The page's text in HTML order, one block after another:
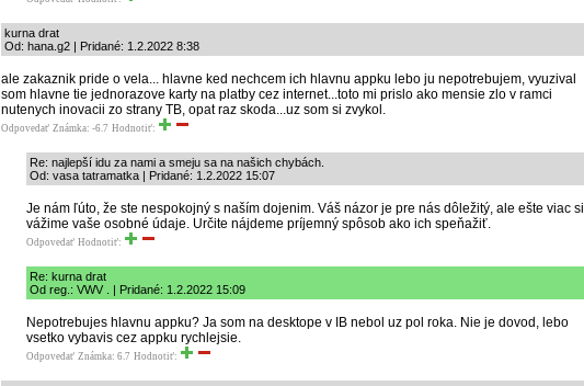
kurna drat
Od: hana.g2 | Pridané: 1.2.2022 8:38
ale zakaznik pride o vela... hlavne ked nechcem ich hlavnu appku lebo ju nepotrebujem, vyuzival
som hlavne tie jednorazove karty na platby cez internet...toto mi prislo ako mensie zlo v ramci
nutenych inovacii zo strany TB, opat raz skoda...uz som si zvykol.
Odpovedať Známka: -6.7 Hodnotiť:
Re: najlepší idu za nami a smeju sa na našich chybách.
Od: vasa tatramatka | Pridané: 1.2.2022 15:07
Je nám ľúto, že ste nespokojný s naším dojenim. Váš názor je pre nás dôležitý, ale ešte viac si
vážime vaše osobné údaje. Určite nájdeme príjemný spôsob ako ich speňažiť.
Odpovedať Hodnotiť:
Re: kurna drat
Od reg.: VWV . | Pridané: 1.2.2022 15:09
Nepotrebujes hlavnu appku? Ja som na desktope v IB nebol uz pol roka. Nie je dovod, lebo
vsetko vybavis cez appku rychlejsie.
Odpovedať Známka: 6.7 Hodnotiť: